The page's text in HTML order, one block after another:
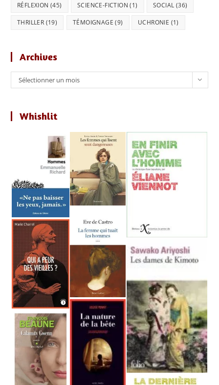
RÉFLEXION (45) SCIENCE-FICTION (1) SOCIAL (36)
THRILLER (19) TÉMOIGNAGE (9) UCHRONIE (1)
Archives
Archives
Sélectionner un mois
Whishlit